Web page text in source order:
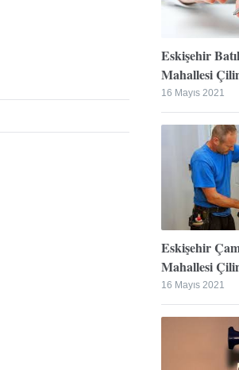
Eskişehir
Mahallesi
16 Mayıs 2021
Eskişehir
Mahallesi
16 Mayıs 2021